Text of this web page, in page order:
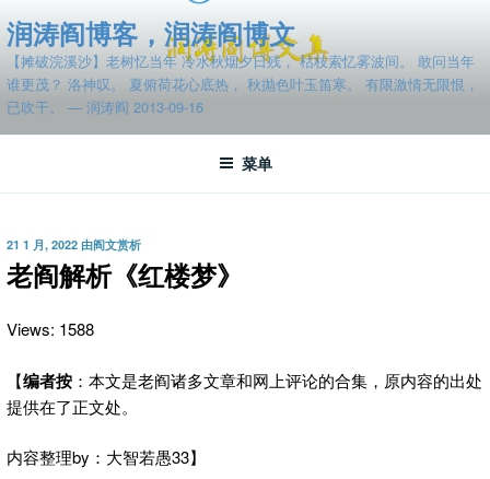
至
容
润涛阎博客，润涛阎博文
【摊破浣溪沙】老树忆当年 冷水秋烟夕日残， 枯枝索忆雾波间。 敢问当年
谁更茂？ 洛神叹。 夏俯荷花心底热， 秋抛色叶玉笛寒。 有限激情无限恨，
已吹干。 — 润涛阎 2013-09-16
菜单
发
布
于
21 1 月, 2022 由阎文赏析
老阎解析《红楼梦》
Views: 1588
【编者按 ：本文是老阎诸多文章和网上评论的合集，原内容的出处
提供在了正文处。
内容整理by：大智若愚33】